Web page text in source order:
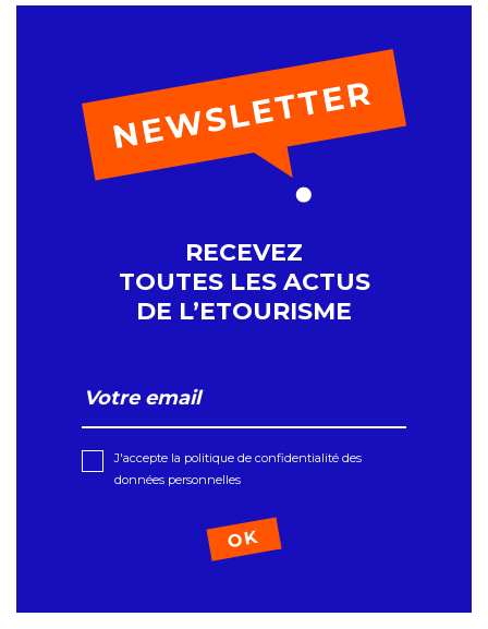
RECEVEZ
TOUTES LES ACTUS
DE L’ETOURISME
J'accepte la politique de confidentialité des
données personnelles